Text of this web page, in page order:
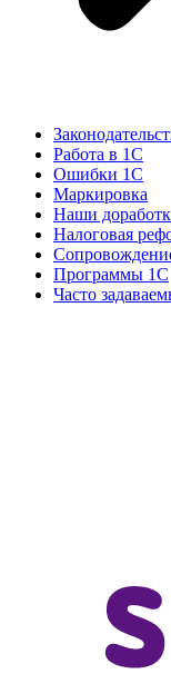
Работа в 1С
Ошибки 1С
Маркировка
Наши
Налоговая
Программы 1С
Часто